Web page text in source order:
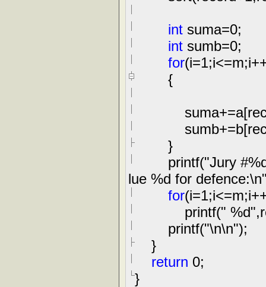
int suma=0;
int sumb=0;
for(i=1;i<=m;i
{
suma+=
sumb+=
}
printf("Jury
lue %d for defence:\n
for(i=1;i<=m;i
printf(" %d"
printf("\n\n");
}
return 0;
}